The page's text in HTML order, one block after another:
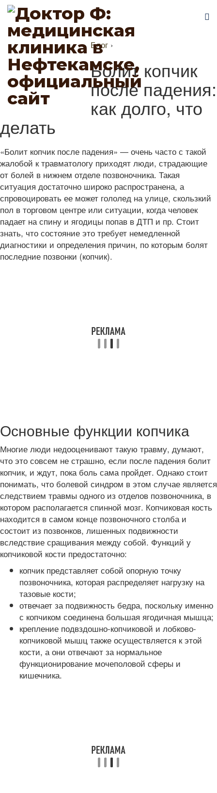
Блог ›
Болит копчик
после падения:
как долго, что
делать
«Болит копчик после падения» — очень часто с такой
жалобой к травматологу приходят люди, страдающие
от болей в нижнем отделе позвоночника. Такая
ситуация достаточно широко распространена, а
спровоцировать ее может гололед на улице, скользкий
пол в торговом центре или ситуации, когда человек
падает на спину и ягодицы попав в ДТП и пр. Стоит
знать, что состояние это требует немедленной
диагностики и определения причин, по которым болят
последние позвонки (копчик).
Основные функции копчика
Многие люди недооценивают такую травму, думают,
что это совсем не страшно, если после падения болит
копчик, и ждут, пока боль сама пройдет. Однако стоит
понимать, что болевой синдром в этом случае является
следствием травмы одного из отделов позвоночника, в
котором располагается спинной мозг. Копчиковая кость
находится в самом конце позвоночного столба и
состоит из позвонков, лишенных подвижности
вследствие сращивания между собой. Функций у
копчиковой кости предостаточно:
копчик представляет собой опорную точку
позвоночника, которая распределяет нагрузку на
тазовые кости;
отвечает за подвижность бедра, поскольку именно
с копчиком соединена большая ягодичная мышца;
крепление подвздошно-копчиковой и лобково-
копчиковой мышц также осуществляется к этой
кости, а они отвечают за нормальное
функционирование мочеполовой сферы и
кишечника.